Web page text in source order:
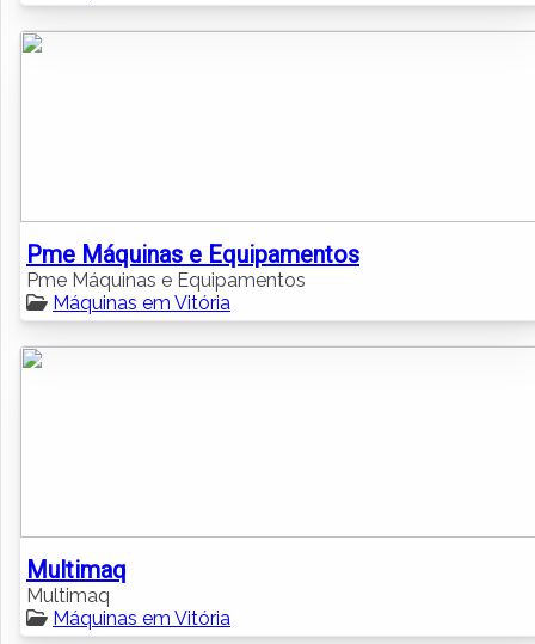
Pme Máquinas e Equipamentos
Pme Máquinas e Equipamentos
Máquinas em Vitória
Multimaq
Multimaq
Máquinas em Vitória